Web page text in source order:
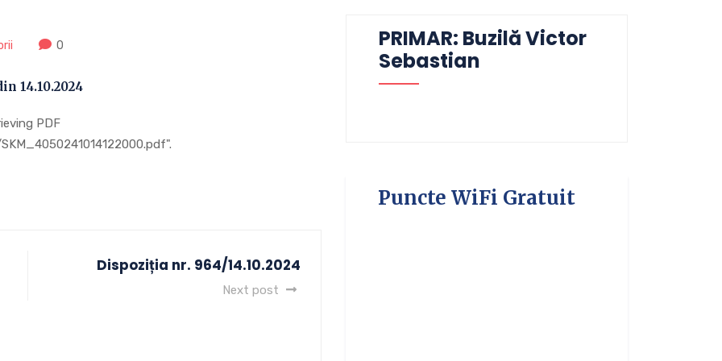
0
14.10.2024
PDF
Dispoziția nr. 964/14.10.2024
Next post
PRIMAR: Buzilă Victor
Sebastian
Puncte WiFi Gratuit